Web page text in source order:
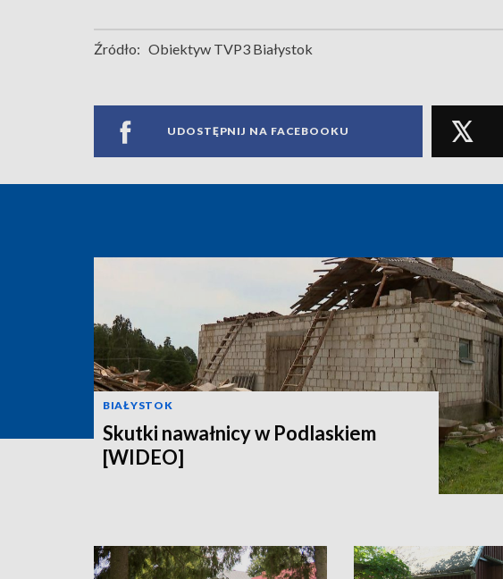
Źródło: Obiektyw TVP3 Białystok
UDOSTĘPNIJ NA FACEBOOKU
BIAŁYSTOK
Skutki nawałnicy w Podlaskiem
[WIDEO]